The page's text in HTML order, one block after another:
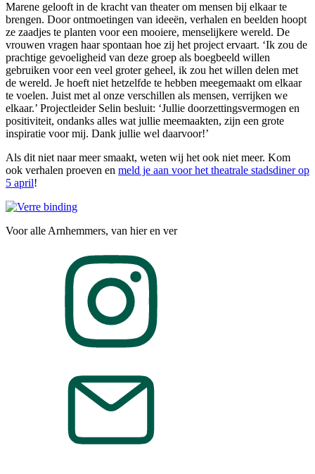
Marene gelooft in de kracht van theater om mensen bij elkaar te
brengen. Door ontmoetingen van ideeën, verhalen en beelden hoopt
ze zaadjes te planten voor een mooiere, menselijkere wereld. De
vrouwen vragen haar spontaan hoe zij het project ervaart. ‘Ik zou de
prachtige gevoeligheid van deze groep als boegbeeld willen
gebruiken voor een veel groter geheel, ik zou het willen delen met
de wereld. Je hoeft niet hetzelfde te hebben meegemaakt om elkaar
te voelen. Juist met al onze verschillen als mensen, verrijken we
elkaar.’ Projectleider Selin besluit: ‘Jullie doorzettingsvermogen en
positiviteit, ondanks alles wat jullie meemaakten, zijn een grote
inspiratie voor mij. Dank jullie wel daarvoor!’
Als dit niet naar meer smaakt, weten wij het ook niet meer. Kom
ook verhalen proeven en meld je aan voor het theatrale stadsdiner op
5 april!
Voor alle Arnhemmers, van hier en ver